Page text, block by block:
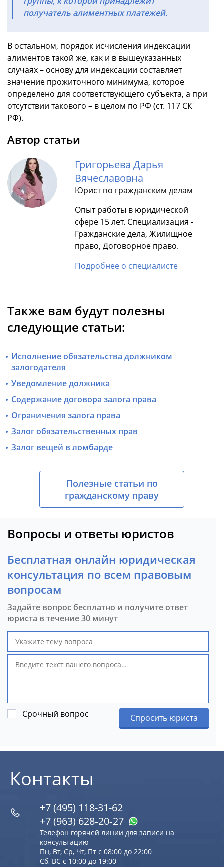
получатель алиментных платежей.
В остальном, порядок исчисления индексации
алиментов такой же, как и в вышеуказанных
случаях – основу для индексации составляет
значение прожиточного минимума, которое
определено для соответствующего субъекта, а при
отсутствии такового – в целом по РФ (ст. 117 СК
РФ).
Автор статьи
Григорьева Дарья
Вячеславовна
Юрист по гражданским делам
Опыт работы в юридической
сфере 15 лет. Специализация -
Гражданские дела, Жилищное
право, Договорное право.
Подробнее о специалисте
Также вам будут полезны
следующие статьи:
Исполнение обязательства должником
залогодателя
Уведомление должника
Содержание договора залога права
Ограничения залога права
Залог обязательственных прав
Залог вещей в ломбарде
Полезные статьи по
гражданскому праву
Вопросы и ответы юристов
Бесплатная онлайн юридическая
консультация по всем правовым
вопросам
Задайте вопрос бесплатно и получите ответ
юриста в течение 30 минут
Срочный вопрос Спросить юриста
Контакты
+7 (495) 118-31-62
+7 (963) 628‑20‑27
Телефон горячей линии для записи на
консультацию
Пн, Вт, Ср, Чт, Пт с 08:00 до 22:00
Сб, ВС с 10:00 до 19:00